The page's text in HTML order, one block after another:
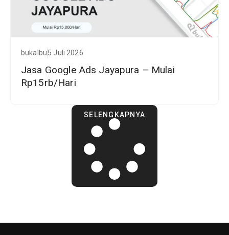
bukalbu5 Juli 2026
Jasa Google Ads Jayapura – Mulai
Rp15rb/Hari
SELENGKAPNYA